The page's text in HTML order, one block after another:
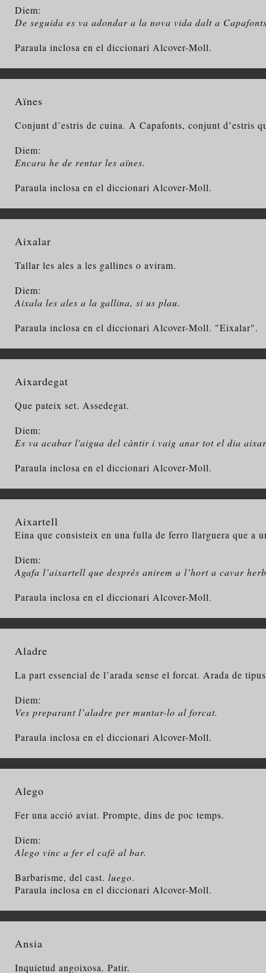
Diem:
De seguida es va adondar a la nova vida dalt a
Paraula inclosa en el diccionari Alcover-Moll.
Aïnes
Conjunt d’estris de cuina. A Capafonts, conjunt d’estris
Diem:
Encara he de rentar les aïnes.
Paraula inclosa en el diccionari Alcover-Moll.
Aixalar
Tallar les ales a les gallines o aviram.
Diem:
Aixala les ales a la gallina, si us plau.
Paraula inclosa en el diccionari Alcover-Moll. "Eixalar".
Aixardegat
Que pateix set. Assedegat.
Diem:
Es va acabar l'aigua del càntir i vaig anar tot el dia
Paraula inclosa en el diccionari Alcover-Moll.
Aixartell
Eina que consisteix en una fulla de ferro llarguera que
Diem:
Agafa l’aixartell que després anirem a l’hort a cavar
Paraula inclosa en el diccionari Alcover-Moll.
Aladre
La part essencial de l’arada sense el forcat. Arada de
Diem:
Ves preparant l’aladre per muntar-lo al forcat.
Paraula inclosa en el diccionari Alcover-Moll.
Alego
Fer una acció aviat. Prompte, dins de poc temps.
Diem:
Alego vinc a fer el cafè al bar.
Barbarisme, del cast. luego.
Paraula inclosa en el diccionari Alcover-Moll.
Ansia
Inquietud angoixosa. Patir.